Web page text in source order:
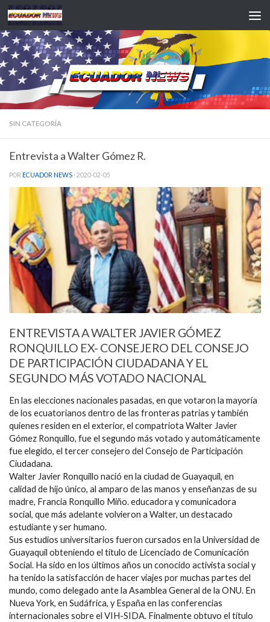
Saltar al contenido
SIN CATEGORÍA
Entrevista a Walter Gómez R.
POR ECUADOR NEWS · 2020-02-05
ENTREVISTA A WALTER JAVIER GÓMEZ
RONQUILLO EX- CONSEJERO DEL CONSEJO
DE PARTICIPACIÓN CIUDADANA Y EL
SEGUNDO MÁS VOTADO NACIONAL
En las elecciones nacionales pasadas, en que votaron la mayoría
de los ecuatorianos dentro de las fronteras patrias y también
quienes residen en el exterior, el compatriota Walter Javier
Gómez Ronquillo, fue el segundo más votado y automáticamente
fue elegido, el tercer consejero del Consejo de Participación
Ciudadana.
Walter Javier Ronquillo nació en la ciudad de Guayaquil, en
calidad de hijo único, al amparo de las manos y enseñanzas de su
madre, Francia Ronquillo Miño. educadora y comunicadora
social, que más adelante volvieron a Walter, un destacado
estudiante y ser humano.
Sus estudios universitarios fueron cursados en la Universidad de
Guayaquil obteniendo el título de Licenciado de Comunicación
Social. Ha sido en los últimos años un conocido activista social y
ha tenido la satisfacción de hacer viajes por muchas partes del
mundo, como delegado ante la Asamblea General de la ONU. En
Nueva York, en Sudáfrica, y España en las conferencias
internacionales sobre el VIH-SIDA. Finalmente obtuvo el título